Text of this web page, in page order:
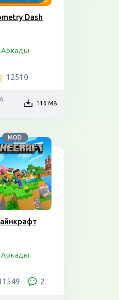
Dash
Аркады
12510
116 MB
MOD
Аркады
2